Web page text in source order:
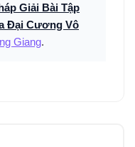
Giải Bài Tập
Đại Cương Vô
Giang.